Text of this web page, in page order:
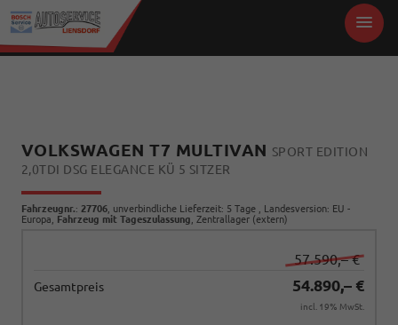
VOLKSWAGEN T7 MULTIVAN SPORT EDITION
2,0TDI DSG ELEGANCE KÜ 5 SITZER
Fahrzeugnr.: 27706 , unverbindliche Lieferzeit: 5 Tage , Landesversion: EU -
Europa, Fahrzeug mit Tageszulassung , Zentrallager (extern)
57.590,– €
Gesamtpreis 54.890,– €
incl. 19% MwSt.